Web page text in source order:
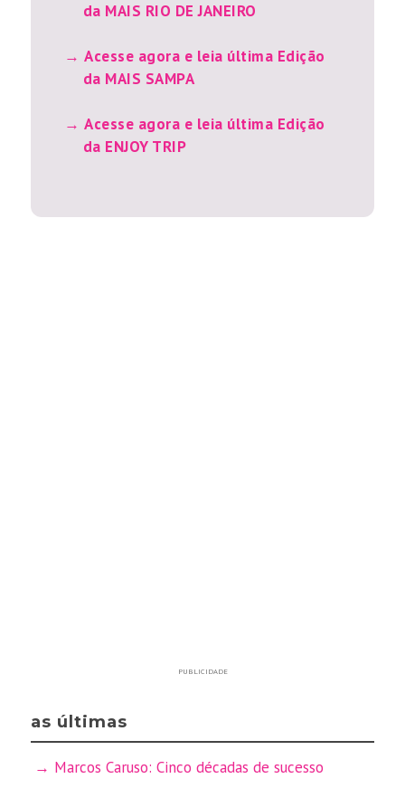
da MAIS RIO DE JANEIRO
Acesse agora e leia última Edição
da MAIS SAMPA
Acesse agora e leia última Edição
da ENJOY TRIP
PUBLICIDADE
as últimas
Marcos Caruso: Cinco décadas de sucesso